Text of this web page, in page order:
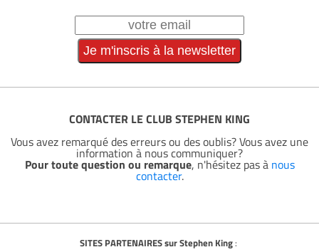
CONTACTER LE CLUB STEPHEN KING
Vous avez remarqué des erreurs ou des oublis? Vous avez une
information à nous communiquer?
Pour toute question ou remarque, n'hésitez pas à nous
contacter.
SITES PARTENAIRES sur Stephen King: